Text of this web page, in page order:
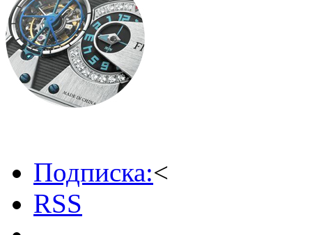
Подписка:<
RSS